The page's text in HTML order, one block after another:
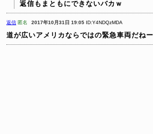
返信もまともにできないバカｗ
返信 匿名 2017年10月31日 19:05 ID:Y4NDQzMDA
道が広いアメリカならではの緊急車両だねー